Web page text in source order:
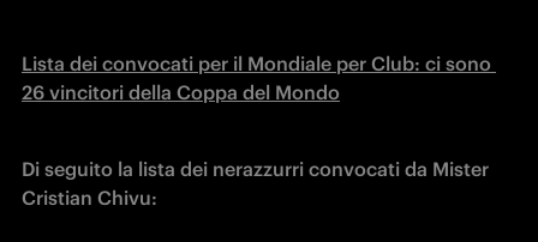
Lista dei convocati per il Mondiale per Club: ci sono
26 vincitori della Coppa del Mondo
Di seguito la lista dei nerazzurri convocati da Mister
Cristian Chivu: